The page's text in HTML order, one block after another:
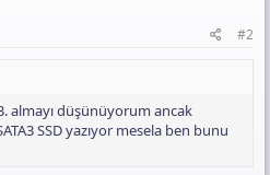
#2
almayı düşünüyorum ancak
SSD yazıyor mesela ben bunu